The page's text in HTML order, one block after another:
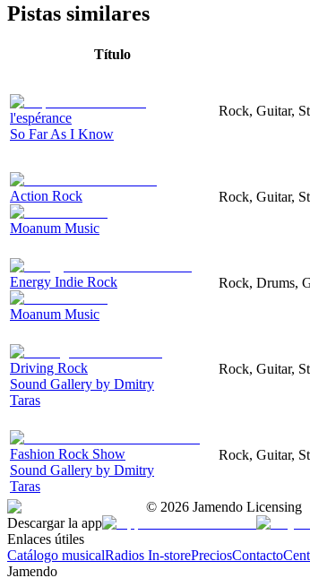
Pistas similares
Título
l'espérance
So Far As I Know
Rock, Guitar,
Action Rock
Moanum Music
Rock, Guitar,
Energy Indie Rock
Moanum Music
Rock, Drums,
Driving Rock
Sound Gallery by Dmitry
Taras
Rock, Guitar,
Fashion Rock Show
Sound Gallery by Dmitry
Taras
Rock, Guitar,
© 2026 Jamendo Licensing
Descargar la app
Enlaces útiles
Catálogo musicalRadios In-storePreciosContacto
Jamendo